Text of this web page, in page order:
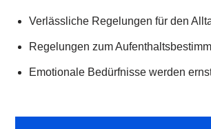
Verlässliche Regelungen für den
Regelungen zum
Emotionale Bedürfnisse werden